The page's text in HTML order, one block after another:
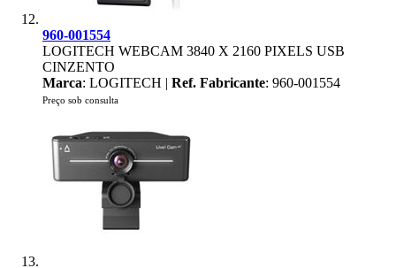
960-001554
LOGITECH WEBCAM 3840 X 2160 PIXELS USB
CINZENTO
Marca: LOGITECH | Ref. Fabricante: 960-001554
Preço sob consulta